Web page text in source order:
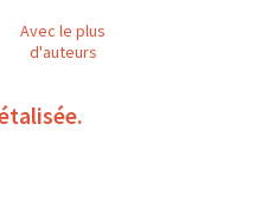
Avec le plus
d'auteurs